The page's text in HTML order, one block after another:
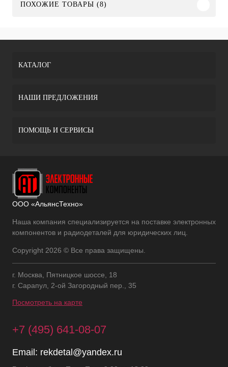
ПОХОЖИЕ ТОВАРЫ (8)
КАТАЛОГ
НАШИ ПРЕДЛОЖЕНИЯ
ПОМОЩЬ И СЕРВИСЫ
ООО «АльянсТехно»
Наша компания специализируется на поставке электронных
компонентов и радиодеталей для юридических лиц.
Copyright 2026 © Все права защищены.
г. Москва, Пятницкое шоссе, 18
г. Сарапул, 2-ой Загородный пер., 35
Посмотреть на карте
+7 (495) 641-08-07
Email: rekdetal@yandex.ru